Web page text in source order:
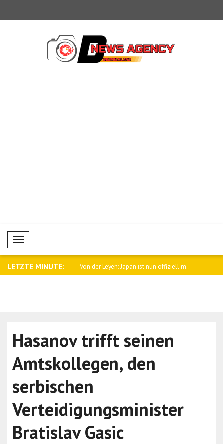
Mobil Menü
LETZTE MINUTE:
mit dem Von der Leyen: Japan ist nun offiziell m..
Hasanov trifft seinen
Amtskollegen, den
serbischen
Verteidigungsminister
Bratislav Gasic